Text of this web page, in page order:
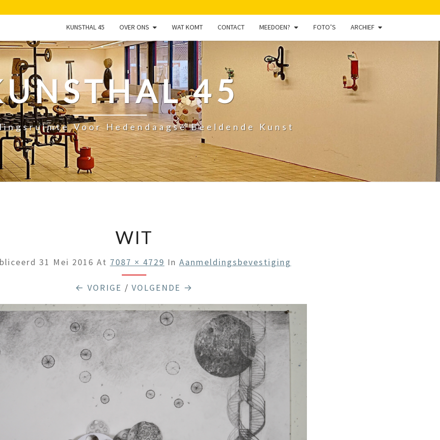
KUNSTHAL 45 OVER ONS WAT KOMT CONTACT MEEDOEN? FOTO’S ARCHIEF
45
Voor Hedendaagse Beeldende Kunst
WIT
31 Mei 2016 At 7087 × 4729 In Aanmeldingsbevestiging
← VORIGE / VOLGENDE →